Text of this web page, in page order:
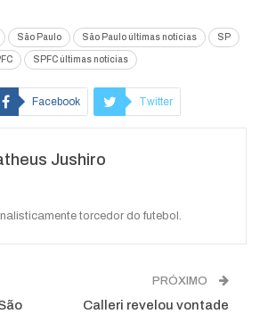
São Paulo São Paulo últimas notícias SP
SPFC últimas notícias
Facebook Twitter
Jushiro
torcedor do futebol.
PRÓXIMO
Calleri revelou vontade